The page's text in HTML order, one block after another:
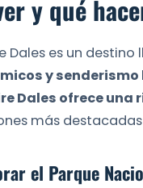
y qué
Dales es un
y
Dales ofrece una
más
el Parque